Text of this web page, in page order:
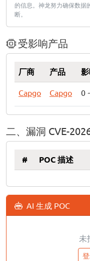
的信息。神龙努力确保数据
断。
受影响产品
厂商 产品
Capgo Capgo 0
二、漏洞 CVE-
# POC 描述
AI 生成 POC
未